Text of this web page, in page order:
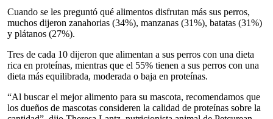
Cuando se les preguntó qué alimentos disfrutan más sus perros,
muchos dijeron zanahorias (34%), manzanas (31%), batatas (31%)
y plátanos (27%).
Tres de cada 10 dijeron que alimentan a sus perros con una dieta
rica en proteínas, mientras que el 55% tienen a sus perros con una
dieta más equilibrada, moderada o baja en proteínas.
“Al buscar el mejor alimento para su mascota, recomendamos que
los dueños de mascotas consideren la calidad de proteínas sobre la